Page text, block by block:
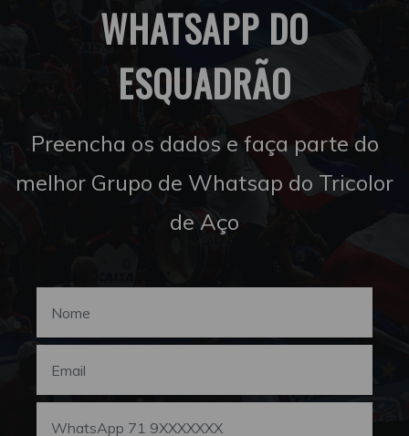
WHATSAPP DO
ESQUADRÃO
Preencha os dados e faça parte do
melhor Grupo de Whatsap do Tricolor
de Aço